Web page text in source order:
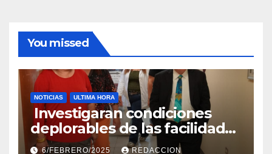
You missed
NOTICIAS ULTIMA HORA
Investigaran condiciones
deplorables de las facilidades
el Departamento de la Salud
6/FEBRERO/2025 REDACCION